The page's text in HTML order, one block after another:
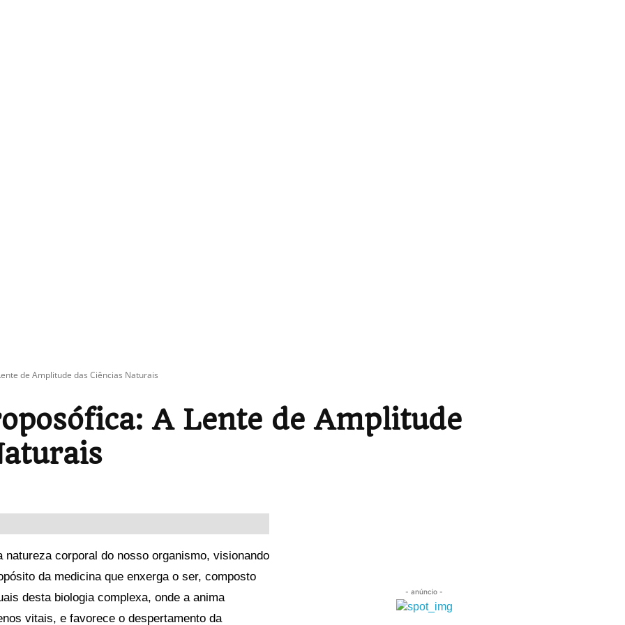
de Amplitude das Ciências Naturais
A Lente de Amplitude
corporal do nosso organismo, visionando
da medicina que enxerga o ser, composto
desta biologia complexa, onde a anima
vitais, e favorece o despertamento da
- anúncio -